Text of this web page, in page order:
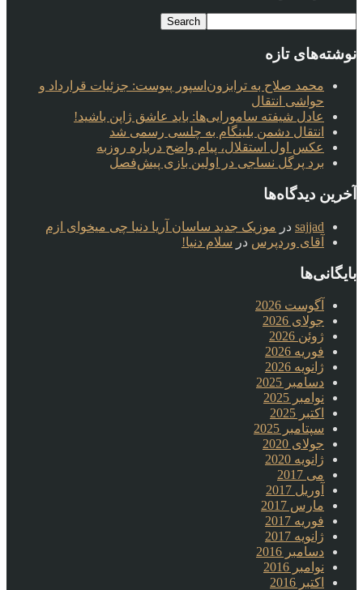
نوشته‌های تازه
محمد صلاح به ترابزون‌اسپور پیوست: جزئیات قرارداد و
حواشی انتقال
عادل شیفته سامورایی‌ها: باید عاشق ژاپن باشید!
انتقال دشمن بلینگام به چلسی رسمی شد
عکس اول استقلال، پیام واضح درباره روزبه
برد پرگل نساجی در اولین بازی پیش‌فصل
آخرین دیدگاه‌ها
sajjad در موزیک جدید ساسان آریا دنیا چی میخوای ازم
آقای وردپرس در سلام دنیا!
بایگانی‌ها
آگوست 2026
جولای 2026
ژوئن 2026
فوریه 2026
ژانویه 2026
دسامبر 2025
نوامبر 2025
اکتبر 2025
سپتامبر 2025
جولای 2020
ژانویه 2020
می 2017
آوریل 2017
مارس 2017
فوریه 2017
ژانویه 2017
دسامبر 2016
نوامبر 2016
اکتبر 2016